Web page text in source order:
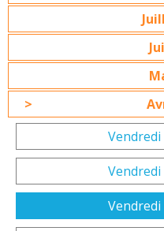
Vendredi
Vendredi
Vendredi